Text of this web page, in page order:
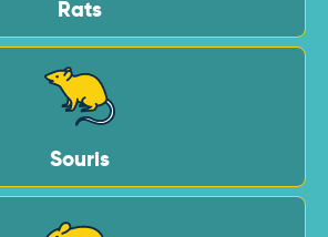
Rats
Souris